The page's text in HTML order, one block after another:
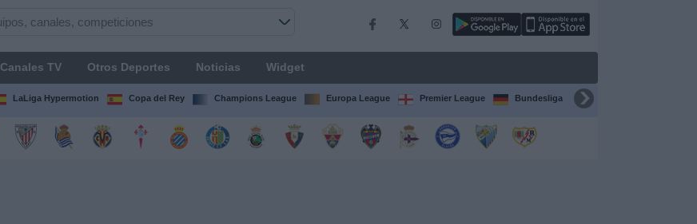
Canales TV Otros Deportes Noticias Widget
LaLiga Hypermotion Copa del Rey Champions League Europa League Premier League Bundesliga Supercopa de España